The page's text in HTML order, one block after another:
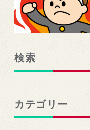
検索
カテゴリー